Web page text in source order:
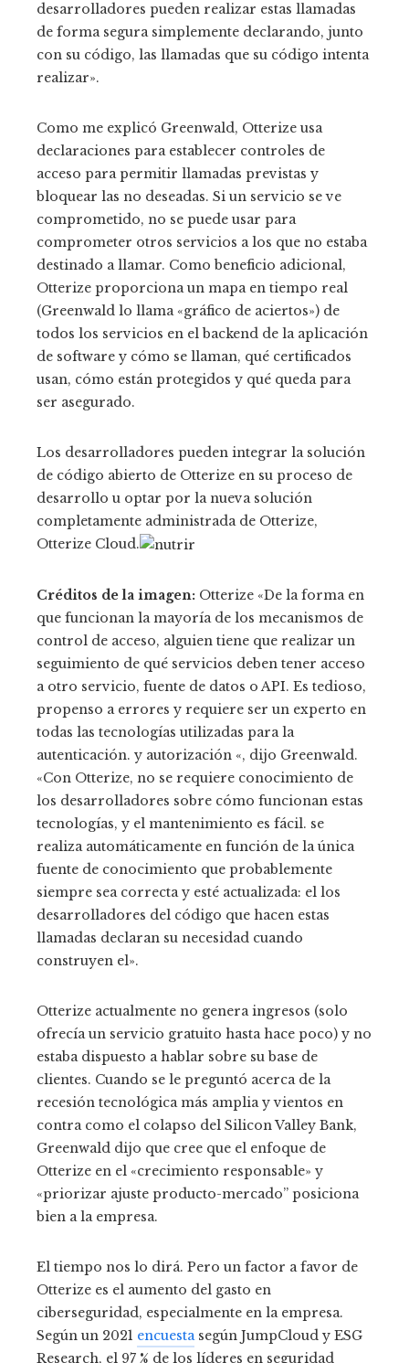
desarrolladores pueden realizar estas llamadas
de forma segura simplemente declarando, junto
con su código, las llamadas que su código intenta
realizar».
Como me explicó Greenwald, Otterize usa
declaraciones para establecer controles de
acceso para permitir llamadas previstas y
bloquear las no deseadas. Si un servicio se ve
comprometido, no se puede usar para
comprometer otros servicios a los que no estaba
destinado a llamar. Como beneficio adicional,
Otterize proporciona un mapa en tiempo real
(Greenwald lo llama «gráfico de aciertos») de
todos los servicios en el backend de la aplicación
de software y cómo se llaman, qué certificados
usan, cómo están protegidos y qué queda para
ser asegurado.
Los desarrolladores pueden integrar la solución
de código abierto de Otterize en su proceso de
desarrollo u optar por la nueva solución
completamente administrada de Otterize,
Otterize Cloud.
Créditos de la imagen: Otterize «De la forma en
que funcionan la mayoría de los mecanismos de
control de acceso, alguien tiene que realizar un
seguimiento de qué servicios deben tener acceso
a otro servicio, fuente de datos o API. Es tedioso,
propenso a errores y requiere ser un experto en
todas las tecnologías utilizadas para la
autenticación. y autorización «, dijo Greenwald.
«Con Otterize, no se requiere conocimiento de
los desarrolladores sobre cómo funcionan estas
tecnologías, y el mantenimiento es fácil. se
realiza automáticamente en función de la única
fuente de conocimiento que probablemente
siempre sea correcta y esté actualizada: el los
desarrolladores del código que hacen estas
llamadas declaran su necesidad cuando
construyen el».
Otterize actualmente no genera ingresos (solo
ofrecía un servicio gratuito hasta hace poco) y no
estaba dispuesto a hablar sobre su base de
clientes. Cuando se le preguntó acerca de la
recesión tecnológica más amplia y vientos en
contra como el colapso del Silicon Valley Bank,
Greenwald dijo que cree que el enfoque de
Otterize en el «crecimiento responsable» y
«priorizar ajuste producto-mercado” posiciona
bien a la empresa.
El tiempo nos lo dirá. Pero un factor a favor de
Otterize es el aumento del gasto en
ciberseguridad, especialmente en la empresa.
Según un 2021 encuestasegún JumpCloud y ESG
Research, el 97 % de los líderes en seguridad